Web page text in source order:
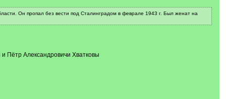
Он пропал без вести под Сталинградом в феврале 1943 г. Был женат на
Пётр Александровичи Хватковы